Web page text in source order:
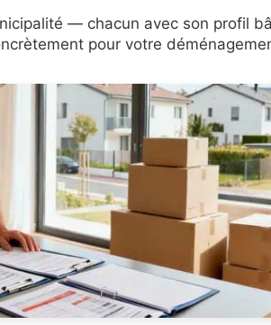
— chacun avec son profil
pour votre